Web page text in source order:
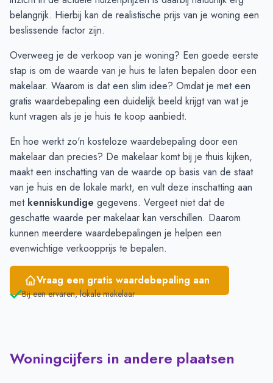
November € 632.000€ 688.359
December€ 740.000
Februari
€ 445.375 € 485.130
Maart
€ 455.722 € 496.981
April
€ 538.375 € 525.378
Mei
€ 662.700 € 559.125
Juni
€ 636.636 € 710.000
belangrijk. Hierbij kan de realistische prijs van je woning een
beslissende factor zijn.
Overweeg je de verkoop van je woning? Een goede eerste
stap is om de waarde van je huis te laten bepalen door een
makelaar. Waarom is dat een slim idee? Omdat je met een
gratis waardebepaling een duidelijk beeld krijgt van wat je
kunt vragen als je je huis te koop aanbiedt.
En hoe werkt zo'n kosteloze waardebepaling door een
makelaar dan precies? De makelaar komt bij je thuis kijken,
maakt een inschatting van de waarde op basis van de staat
van je huis en de lokale markt, en vult deze inschatting aan
met kenniskundige gegevens. Vergeet niet dat de
geschatte waarde per makelaar kan verschillen. Daarom
kunnen meerdere waardebepalingen je helpen een
evenwichtige verkoopprijs te bepalen.
Vraag een gratis waardebepaling aan
Bij een ervaren, lokale makelaar
Woningcijfers in andere plaatsen